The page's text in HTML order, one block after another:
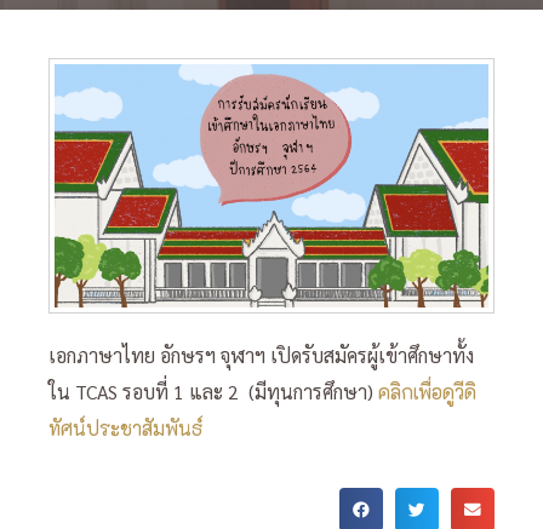
เอกภาษาไทย อักษรฯ จุฬาฯ เปิดรับสมัครผู้เข้าศึกษาทั้ง
ใน TCAS รอบที่ 1 และ 2 (มีทุนการศึกษา) คลิกเพื่อดูวีดิ
ทัศน์ประชาสัมพันธ์